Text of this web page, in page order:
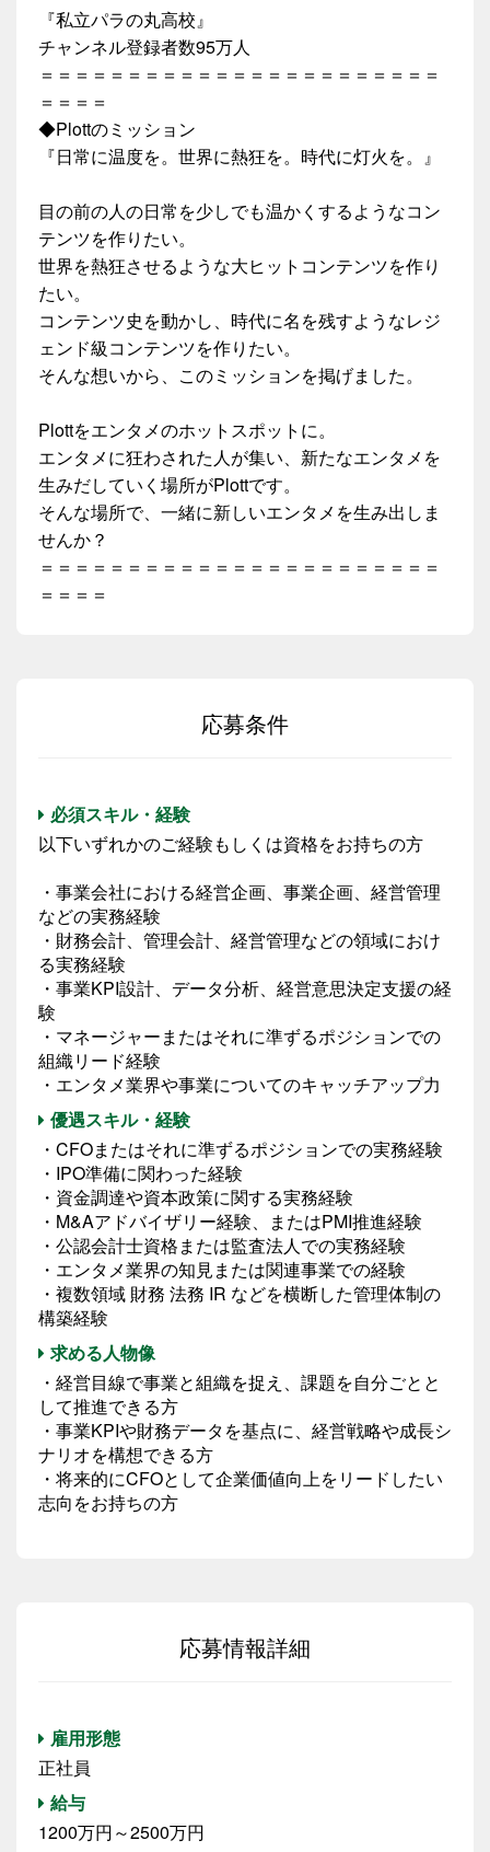
『私立パラの丸高校』
チャンネル登録者数95万人
＝＝＝＝＝＝＝＝＝＝＝＝＝＝＝＝＝＝＝＝＝＝＝
＝＝＝＝
◆Plottのミッション
『日常に温度を。世界に熱狂を。時代に灯火を。』
目の前の人の日常を少しでも温かくするようなコン
テンツを作りたい。
世界を熱狂させるような大ヒットコンテンツを作り
たい。
コンテンツ史を動かし、時代に名を残すようなレジ
ェンド級コンテンツを作りたい。
そんな想いから、このミッションを掲げました。
Plottをエンタメのホットスポットに。
エンタメに狂わされた人が集い、新たなエンタメを
生みだしていく場所がPlottです。
そんな場所で、一緒に新しいエンタメを生み出しま
せんか？
＝＝＝＝＝＝＝＝＝＝＝＝＝＝＝＝＝＝＝＝＝＝＝
＝＝＝＝
応募条件
必須スキル・経験
以下いずれかのご経験もしくは資格をお持ちの方
・事業会社における経営企画、事業企画、経営管理
などの実務経験
・財務会計、管理会計、経営管理などの領域におけ
る実務経験
・事業KPI設計、データ分析、経営意思決定支援の経
験
・マネージャーまたはそれに準ずるポジションでの
組織リード経験
・エンタメ業界や事業についてのキャッチアップ力
優遇スキル・経験
・CFOまたはそれに準ずるポジションでの実務経験
・IPO準備に関わった経験
・資金調達や資本政策に関する実務経験
・M&Aアドバイザリー経験、またはPMI推進経験
・公認会計士資格または監査法人での実務経験
・エンタメ業界の知見または関連事業での経験
・複数領域 財務 法務 IR などを横断した管理体制の
構築経験
求める人物像
・経営目線で事業と組織を捉え、課題を自分ごとと
して推進できる方
・事業KPIや財務データを基点に、経営戦略や成長シ
ナリオを構想できる方
・将来的にCFOとして企業価値向上をリードしたい
志向をお持ちの方
応募情報詳細
雇用形態
正社員
給与
1200万円～2500万円